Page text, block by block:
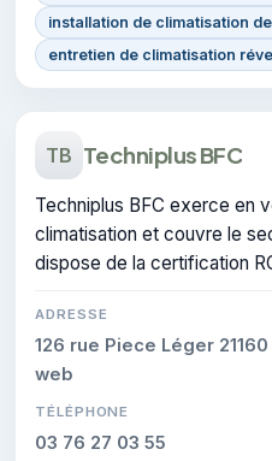
installation de climatisation
entretien de climatisation
TB Techniplus BFC
Techniplus BFC exerce en
climatisation et couvre le
dispose de la certification
ADRESSE
126 rue Piece Léger
web
TÉLÉPHONE
03 76 27 03 55